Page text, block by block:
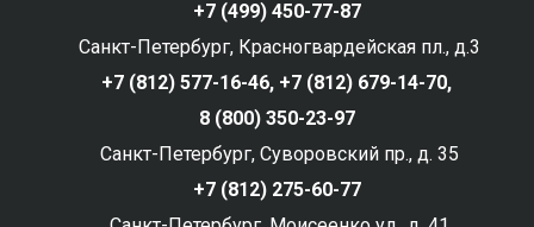
+7 (499) 450-77-87
Санкт-Петербург, Красногвардейская пл., д.3
+7 (812) 577-16-46, +7 (812) 679-14-70,
8 (800) 350-23-97
Санкт-Петербург, Суворовский пр., д. 35
+7 (812) 275-60-77